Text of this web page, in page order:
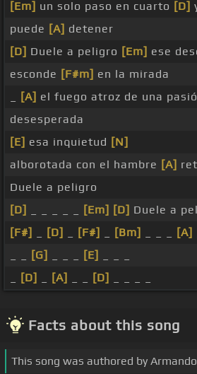
[Em] un solo paso en cuarto [D]
puede [A] detener
[D] Duele a peligro [Em] ese
esconde [F#m] en la mirada
[A] el fuego atroz de una
desesperada
[E] esa inquietud [N]
alborotada con el hambre [A]
Duele a peligro
[D]
[Em] [D] Duele a
[F#]
[D] [F#] [Bm] [A]
[G] [E]
[D] [A] [D]
Facts about this song
This song was authored by